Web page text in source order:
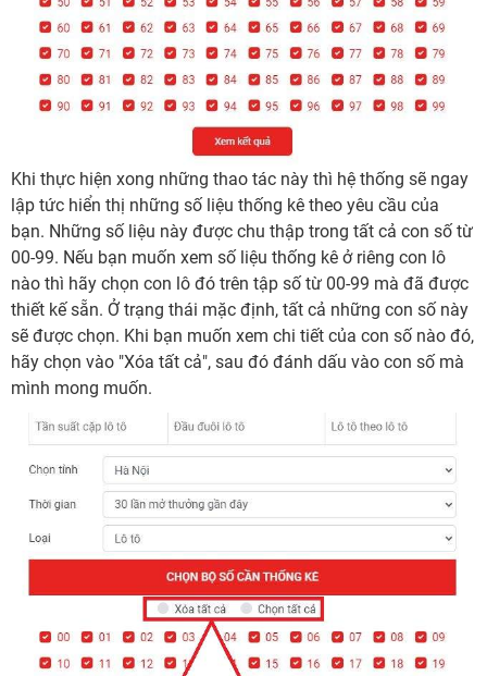
Khi thực hiện xong những thao tác này thì hệ thống sẽ ngay
lập tức hiển thị những số liệu thống kê theo yêu cầu của
bạn. Những số liệu này được chu thập trong tất cả con số từ
00-99. Nếu bạn muốn xem số liệu thống kê ở riêng con lô
nào thì hãy chọn con lô đó trên tập số từ 00-99 mà đã được
thiết kế sẵn. Ở trạng thái mặc định, tất cả những con số này
sẽ được chọn. Khi bạn muốn xem chi tiết của con số nào đó,
hãy chọn vào "Xóa tất cả", sau đó đánh dấu vào con số mà
mình mong muốn.